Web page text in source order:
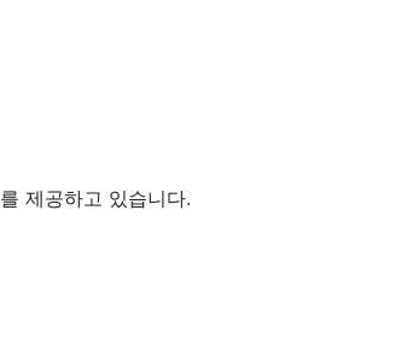
를 제공하고 있습니다.